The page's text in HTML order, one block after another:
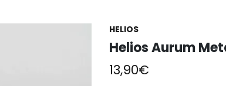
HELIOS
Helios Aurum
13,90€